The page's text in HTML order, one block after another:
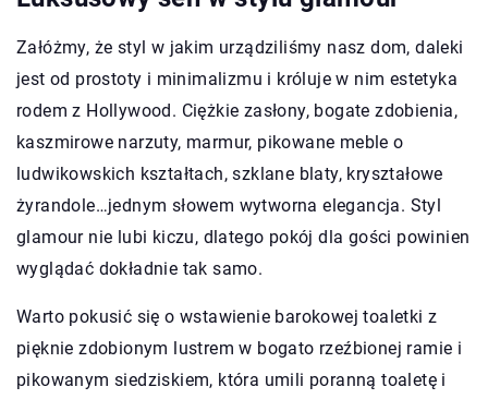
Załóżmy, że styl w jakim urządziliśmy nasz dom, daleki
jest od prostoty i minimalizmu i króluje w nim estetyka
rodem z Hollywood. Ciężkie zasłony, bogate zdobienia,
kaszmirowe narzuty, marmur, pikowane meble o
ludwikowskich kształtach, szklane blaty, kryształowe
żyrandole…jednym słowem wytworna elegancja. Styl
glamour nie lubi kiczu, dlatego pokój dla gości powinien
wyglądać dokładnie tak samo.
Warto pokusić się o wstawienie barokowej toaletki z
pięknie zdobionym lustrem w bogato rzeźbionej ramie i
pikowanym siedziskiem, która umili poranną toaletę i